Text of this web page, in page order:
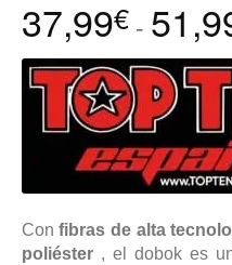
37,99€ -
Confibras de alta
poliéster, el dobok es